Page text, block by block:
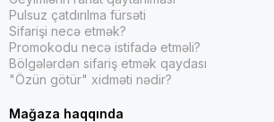
Pulsuz çatdırılma fürsəti
Sifarişi necə etmək?
Promokodu necə istifadə etməli?
Bölgələrdən sifariş etmək qaydası
"Özün götür" xidməti nədir?
Mağaza haqqında